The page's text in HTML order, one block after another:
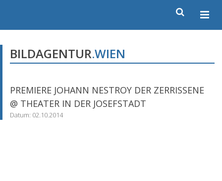
BILDAGENTUR.WIEN
PREMIERE JOHANN NESTROY DER ZERRISSENE
@ THEATER IN DER JOSEFSTADT
Datum: 02.10.2014